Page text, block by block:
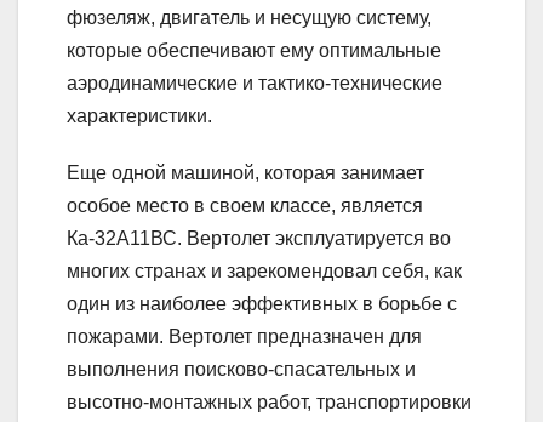
фюзеляж, двигатель и несущую систему,
которые обеспечивают ему оптимальные
аэродинамические и тактико-технические
характеристики.
Еще одной машиной, которая занимает
особое место в своем классе, является
Ка-32А11ВС. Вертолет эксплуатируется во
многих странах и зарекомендовал себя, как
один из наиболее эффективных в борьбе с
пожарами. Вертолет предназначен для
выполнения поисково-спасательных и
высотно-монтажных работ, транспортировки